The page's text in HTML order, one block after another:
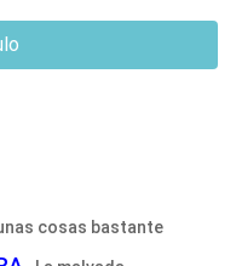
cosas bastante